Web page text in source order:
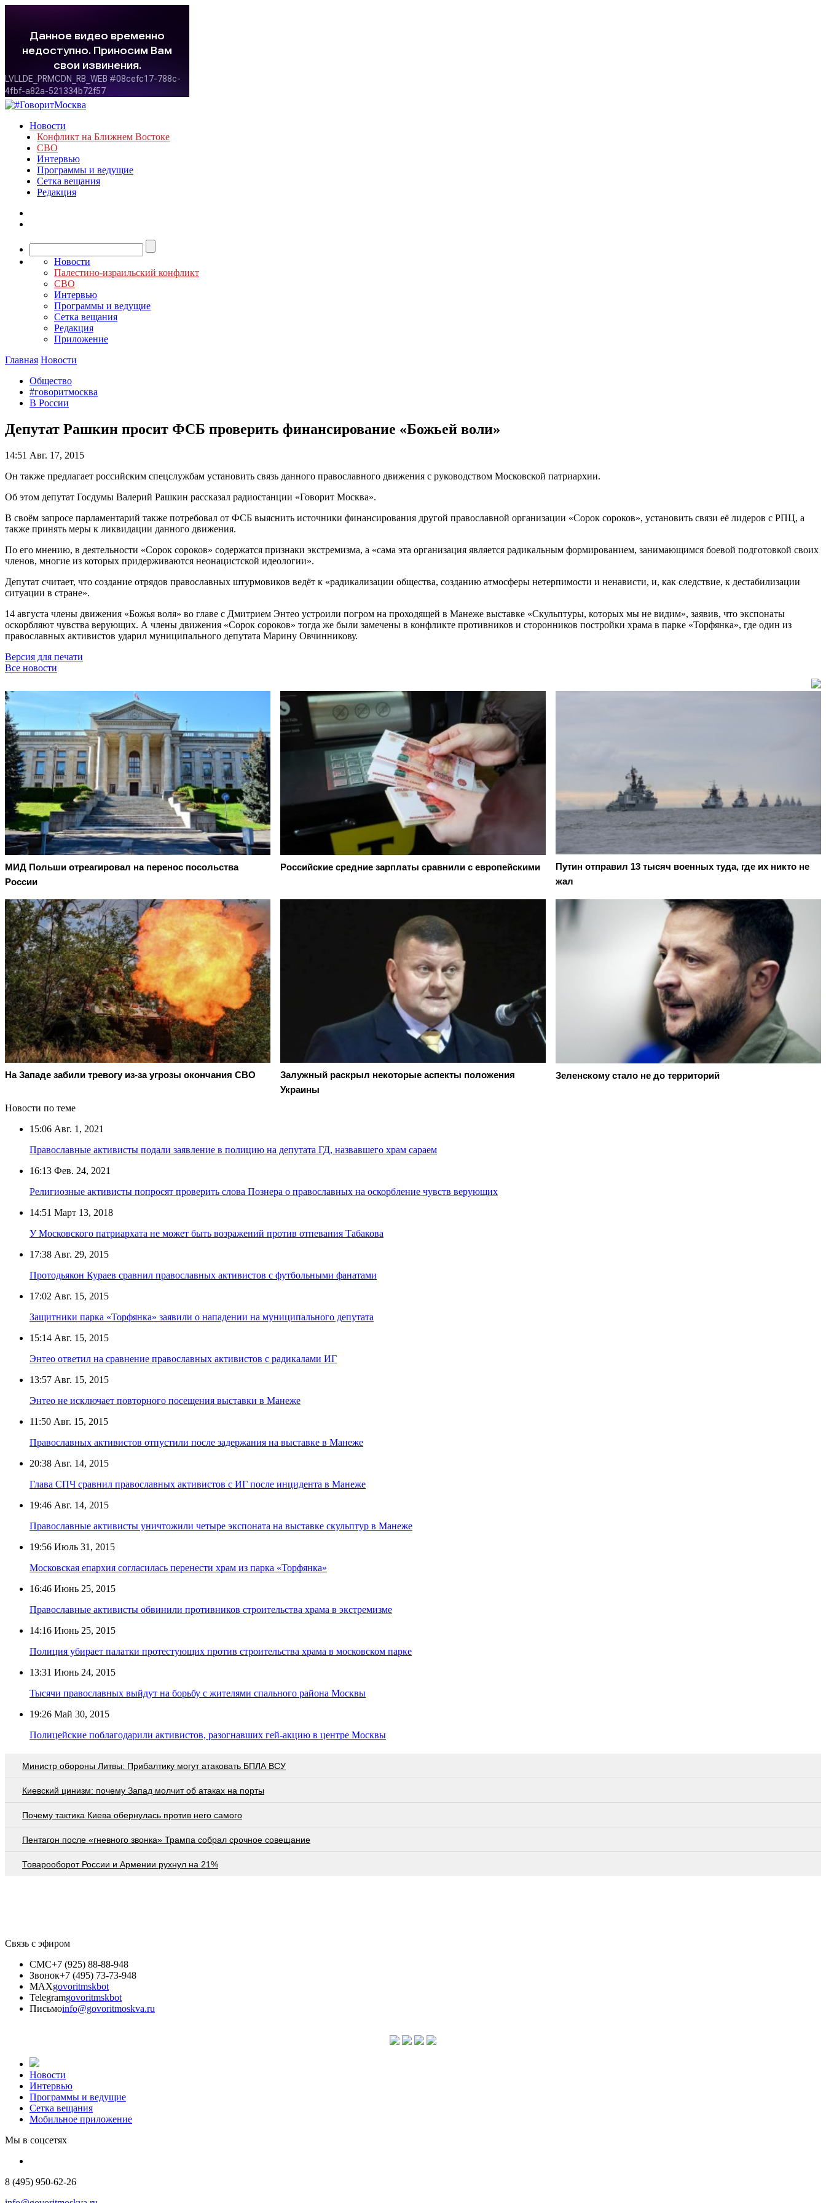
Новости
Конфликт на Ближнем Востоке
СВО
Интервью
Программы и ведущие
Сетка вещания
Редакция
Новости
Палестино-израильский конфликт
СВО
Интервью
Программы и ведущие
Сетка вещания
Редакция
Приложение
Главная Новости
Общество
#говоритмосква
В России
Депутат Рашкин просит ФСБ проверить финансирование «Божьей воли»
14:51 Авг. 17, 2015
Он также предлагает российским спецслужбам установить связь данного православного движения с руководством Московской патриархии.
Об этом депутат Госдумы Валерий Рашкин рассказал радиостанции «Говорит Москва».
В своём запросе парламентарий также потребовал от ФСБ выяснить источники финансирования другой православной организации «Сорок сороков», установить связи её лидеров с РПЦ, а
также принять меры к ликвидации данного движения.
По его мнению, в деятельности «Сорок сороков» содержатся признаки экстремизма, а «сама эта организация является радикальным формированием, занимающимся боевой подготовкой своих
членов, многие из которых придерживаются неонацистской идеологии».
Депутат считает, что создание отрядов православных штурмовиков ведёт к «радикализации общества, созданию атмосферы нетерпимости и ненависти, и, как следствие, к дестабилизации
ситуации в стране».
14 августа члены движения «Божья воля» во главе с Дмитрием Энтео устроили погром на проходящей в Манеже выставке «Скульптуры, которых мы не видим», заявив, что экспонаты
оскорбляют чувства верующих. А члены движения «Сорок сороков» тогда же были замечены в конфликте противников и сторонников постройки храма в парке «Торфянка», где один из
православных активистов ударил муниципального депутата Марину Овчинникову.
Версия для печати
Все новости
МИД Польши отреагировал на перенос посольства
России
Российские средние зарплаты сравнили с европейскими
Путин отправил 13 тысяч военных туда, где их никто не
жал
На Западе забили тревогу из-за угрозы окончания СВО
Залужный раскрыл некоторые аспекты положения
Украины
Зеленскому стало не до территорий
Новости по теме
15:06 Авг. 1, 2021
Православные активисты подали заявление в полицию на депутата ГД, назвавшего храм сараем
16:13 Фев. 24, 2021
Религиозные активисты попросят проверить слова Познера о православных на оскорбление чувств верующих
14:51 Март 13, 2018
У Московского патриархата не может быть возражений против отпевания Табакова
17:38 Авг. 29, 2015
Протодьякон Кураев сравнил православных активистов с футбольными фанатами
17:02 Авг. 15, 2015
Защитники парка «Торфянка» заявили о нападении на муниципального депутата
15:14 Авг. 15, 2015
Энтео ответил на сравнение православных активистов с радикалами ИГ
13:57 Авг. 15, 2015
Энтео не исключает повторного посещения выставки в Манеже
11:50 Авг. 15, 2015
Православных активистов отпустили после задержания на выставке в Манеже
20:38 Авг. 14, 2015
Глава СПЧ сравнил православных активистов с ИГ после инцидента в Манеже
19:46 Авг. 14, 2015
Православные активисты уничтожили четыре экспоната на выставке скульптур в Манеже
19:56 Июль 31, 2015
Московская епархия согласилась перенести храм из парка «Торфянка»
16:46 Июнь 25, 2015
Православные активисты обвинили противников строительства храма в экстремизме
14:16 Июнь 25, 2015
Полиция убирает палатки протестующих против строительства храма в московском парке
13:31 Июнь 24, 2015
Тысячи православных выйдут на борьбу с жителями спального района Москвы
19:26 Май 30, 2015
Полицейские поблагодарили активистов, разогнавших гей-акцию в центре Москвы
Министр обороны Литвы: Прибалтику могут атаковать БПЛА ВСУ
Киевский цинизм: почему Запад молчит об атаках на порты
Почему тактика Киева обернулась против него самого
Пентагон после «гневного звонка» Трампа собрал срочное совещание
Товарооборот России и Армении рухнул на 21%
Связь с эфиром
СМС+7 (925) 88-88-948
Звонок+7 (495) 73-73-948
MAXgovoritmskbot
Telegramgovoritmskbot
Письмоinfo@govoritmoskva.ru
Новости
Интервью
Программы и ведущие
Сетка вещания
Мобильное приложение
Мы в соцсетях
8 (495) 950-62-26